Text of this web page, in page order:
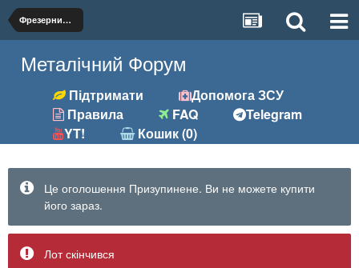
Фрезерний (фрези, розгортки та ін.)
Металічний Форум
Підтримати
Допомога ЗСУ
Правила
FAQ
Telegram
YT!
Кошик (0)
Це оголошення Призупинене. Ви не можете купити
його зараз.
Лот скінчився